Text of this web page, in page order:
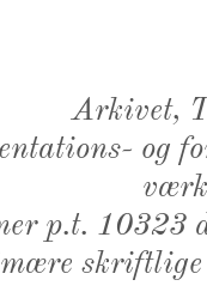
Arkivet,
og
p.t. 10323